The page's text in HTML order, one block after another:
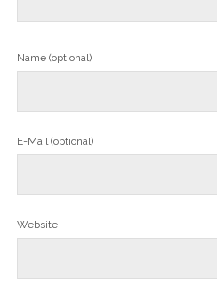
Name (optional)
E-Mail (optional)
Website